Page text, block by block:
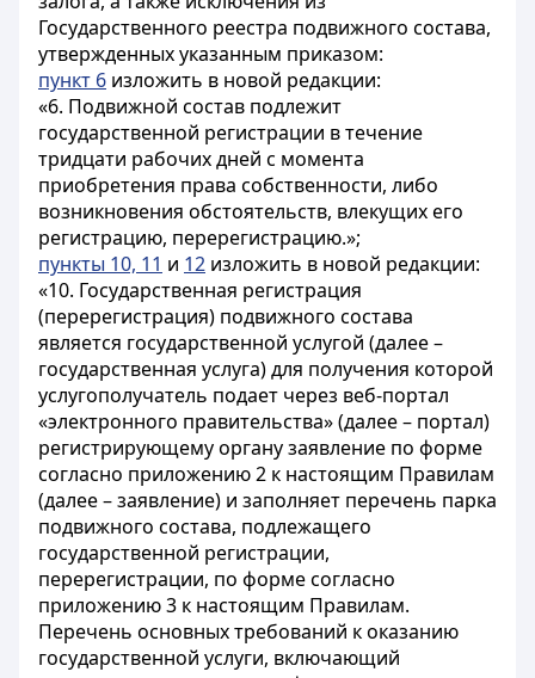
Государственного реестра подвижного состава,
утвержденных указанным приказом:
пункт 6 изложить в новой редакции:
«6. Подвижной состав подлежит
государственной регистрации в течение
тридцати рабочих дней с момента
приобретения права собственности, либо
возникновения обстоятельств, влекущих его
регистрацию, перерегистрацию.»;
пункты 10, 11 и 12 изложить в новой редакции:
«10. Государственная регистрация
(перерегистрация) подвижного состава
является государственной услугой (далее –
государственная услуга) для получения которой
услугополучатель подает через веб-портал
«электронного правительства» (далее – портал)
регистрирующему органу заявление по форме
согласно приложению 2 к настоящим Правилам
(далее – заявление) и заполняет перечень парка
подвижного состава, подлежащего
государственной регистрации,
перерегистрации, по форме согласно
приложению 3 к настоящим Правилам.
Перечень основных требований к оказанию
государственной услуги, включающий